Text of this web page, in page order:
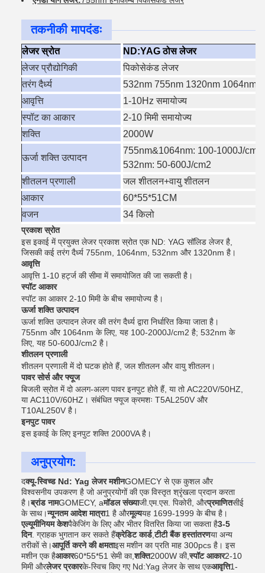
तकनीकी मापदंडः
लेजर स्रोत
ND:YAG ठोस लेजर
लेजर प्रौद्योगिकी
पिकोसेकंड लेजर
तरंग दैर्ध्य
532nm 755nm 1320nm 1064nm
आवृत्ति
1-10Hz समायोज्य
स्पॉट का आकार
2-10 मिमी समायोज्य
शक्ति
2000W
ऊर्जा शक्ति उत्पादन
755nm&1064nm: 100-1000J/cm2
532nm: 50-600J/cm2
शीतलन प्रणाली
जल शीतलन+वायु शीतलन
आकार
60*55*51CM
वजन
34 किलो
प्रकाश स्रोत
इस इकाई में प्रयुक्त लेजर प्रकाश स्रोत एक ND: YAG सॉलिड लेजर है,
जिसकी कई तरंग दैर्ध्य 755nm, 1064nm, 532nm और 1320nm है।
आवृत्ति
आवृत्ति 1-10 हर्ट्ज की सीमा में समायोजित की जा सकती है।
स्पॉट आकार
स्पॉट का आकार 2-10 मिमी के बीच समायोज्य है।
ऊर्जा शक्ति उत्पादन
ऊर्जा शक्ति उत्पादन लेजर की तरंग दैर्ध्य द्वारा निर्धारित किया जाता है।
755nm और 1064nm के लिए, यह 100-2000J/cm2 है; 532nm के
लिए, यह 50-600J/cm2 है।
शीतलन प्रणाली
शीतलन प्रणाली में दो घटक होते हैं, जल शीतलन और वायु शीतलन।
पावर सोर्स और फ्यूज
बिजली स्रोत में दो अलग-अलग पावर इनपुट होते हैं, या तो AC220V/50HZ,
या AC110V/60HZ। संबंधित फ्यूज क्रमशः T5AL250V और
T10AL250V है।
इनपुट पावर
इस इकाई के लिए इनपुट शक्ति 2000VA है।
अनुप्रयोग:
दक्यू-स्विच्ड Nd: Yag लेजर मशीनGOMECY से एक कुशल और
विश्वसनीय उपकरण है जो अनुप्रयोगों की एक विस्तृत श्रृंखला प्रदान करता
है।ब्रांड नामGOMECY, aमॉडल संख्याजी.एम.एस. पिकोरी, औरप्रमाणितसीई
के साथ।न्यूनतम आदेश मात्रा1 है औरमूल्ययह 1699-1999 के बीच है।
एल्यूमीनियम केशपैकेजिंग के लिए और भीतर वितरित किया जा सकता है3-5
दिन. ग्राहक भुगतान कर सकते हैंक्रेडिट कार्ड,टीटी बैंक हस्तांतरणया अन्य
तरीकों से।आपूर्ति करने की क्षमताइस मशीन का प्रति माह 300pcs है। इस
मशीन एक हैआकार60*55*51 सेमी का,शक्ति2000W की,स्पॉट आकार2-10
मिमी औरलेजर प्रकारके-स्विच किए गए Nd:Yag लेजर के साथ एकआवृत्ति1-